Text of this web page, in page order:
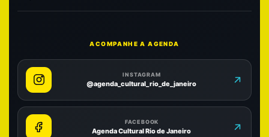
ACOMPANHE A AGENDA
INSTAGRAM
@agenda_cultural_rio_de_janeiro
FACEBOOK
Agenda Cultural Rio de Janeiro